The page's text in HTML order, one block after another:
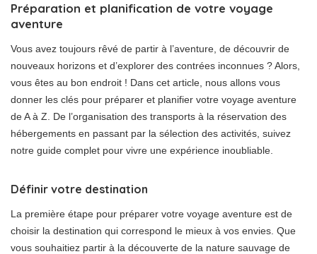
Préparation et planification de votre voyage
aventure
Vous avez toujours rêvé de partir à l’aventure, de découvrir de
nouveaux horizons et d’explorer des contrées inconnues ? Alors,
vous êtes au bon endroit ! Dans cet article, nous allons vous
donner les clés pour préparer et planifier votre voyage aventure
de A à Z. De l’organisation des transports à la réservation des
hébergements en passant par la sélection des activités, suivez
notre guide complet pour vivre une expérience inoubliable.
Définir votre destination
La première étape pour préparer votre voyage aventure est de
choisir la destination qui correspond le mieux à vos envies. Que
vous souhaitiez partir à la découverte de la nature sauvage de